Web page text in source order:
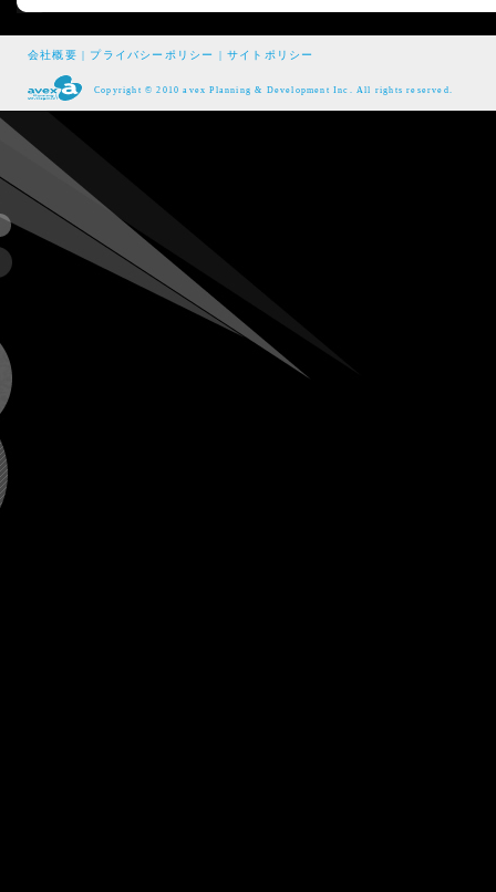
会社概要 | プライバシーポリシー |サイトポリシー
Copyright © 2010 avex Planning & Development Inc. All rights reserved.